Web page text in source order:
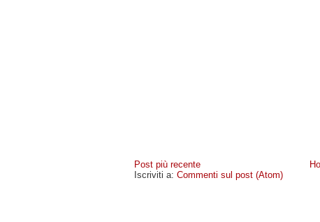
Post più recente
Iscriviti a: Commenti sul post (Atom)